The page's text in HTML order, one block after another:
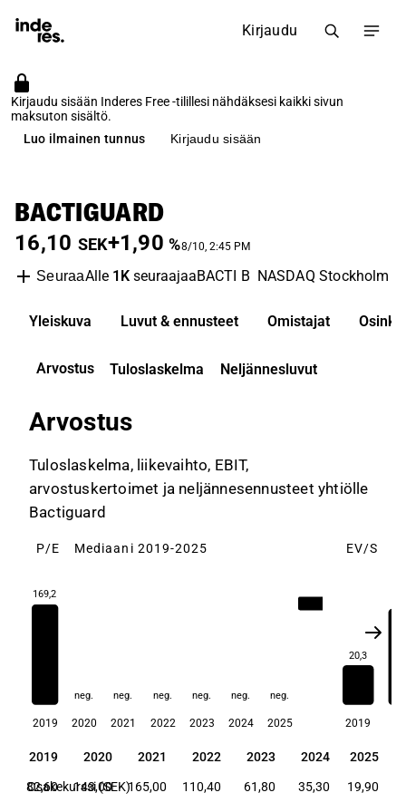
Kirjaudu
Kirjaudu sisään Inderes Free -tilillesi nähdäksesi kaikki sivun
maksuton sisältö.
Luo ilmainen tunnus
Kirjaudu sisään
BACTIGUARD
16,10 SEK+1,90 %8/10, 2:45 PM
SeuraaAlle 1KseuraajaaBACTI B NASDAQ Stockholm
Yleiskuva Luvut & ennusteet Omistajat Osinko
Arvostus Tuloslaskelma Neljännesluvut
Arvostus
Tuloslaskelma, liikevaihto, EBIT,
arvostuskertoimet ja neljännesennusteet yhtiölle
Bactiguard
P/E Mediaani 2019-2025
169,2
neg. neg. neg. neg. neg. neg.
2019 2020 2021 2022 2023 2024 2025
EV/S
20,3
2019
2019 2020 2021 2022 2023 2024 2025
2019 2020 2021 2022 2023 2024 2025
Osakekurssi (SEK)
82,60 143,00 165,00 110,40 61,80 35,30 19,90